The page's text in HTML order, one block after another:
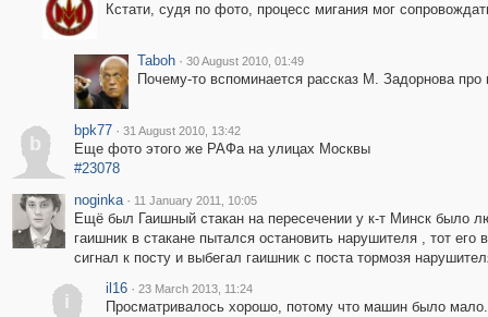
Кстати, судя по фото, процесс мигания мог
Taboh · 30 August 2010, 01:49
Почему-то вспоминается рассказ М. Задорнова
b
bpk77 · 31 August 2010, 13:42
Еще фото этого же РАФа на улицах Москвы
#23078
noginka · 11 January 2011, 10:05
Ещё был Гаишный стакан на пересечении у к-т Минск было
гаишник в стакане пытался остановить нарушителя , тот
сигнал к посту и выбегал гаишник с поста тормозя
i
il16 · 23 March 2013, 11:24
Просматривалось хорошо, потому что машин было